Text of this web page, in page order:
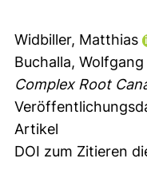
Widbiller, Matthias
Buchalla, Wolfgang
Complex Root
Artikel
DOI zum Zitieren